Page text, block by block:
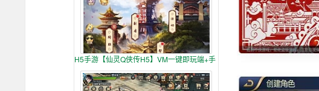
H5手游【仙灵Q侠传H5】VM一键即玩端+手